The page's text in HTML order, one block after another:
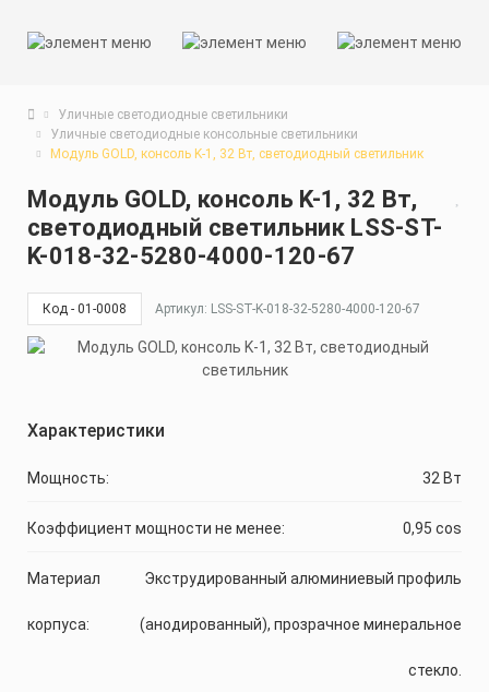
Уличные светодиодные светильники
Уличные светодиодные консольные светильники
Модуль GOLD, консоль K-1, 32 Вт, светодиодный светильник
Модуль GOLD, консоль K-1, 32 Вт,
светодиодный светильник LSS-ST-
K-018-32-5280-4000-120-67
Код - 01-0008 Артикул: LSS-ST-K-018-32-5280-4000-120-67
Характеристики
Мощность: 32 Вт
Коэффициент мощности не менее: 0,95 cos
Материал
корпуса:
Экструдированный алюминиевый профиль
(анодированный), прозрачное минеральное
стекло.